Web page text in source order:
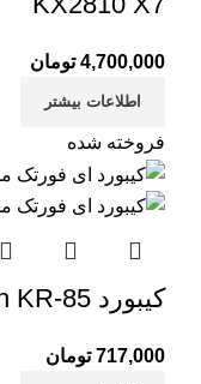
4,700,000 تومان
اطلاعات بیشتر
فروخته شده
کیبورد A4tech KR-85
717,000 تومان